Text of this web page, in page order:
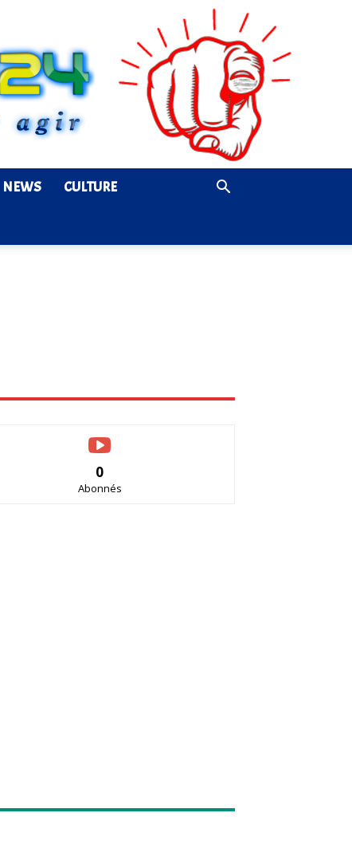
NEWS CULTURE
0
Abonnés